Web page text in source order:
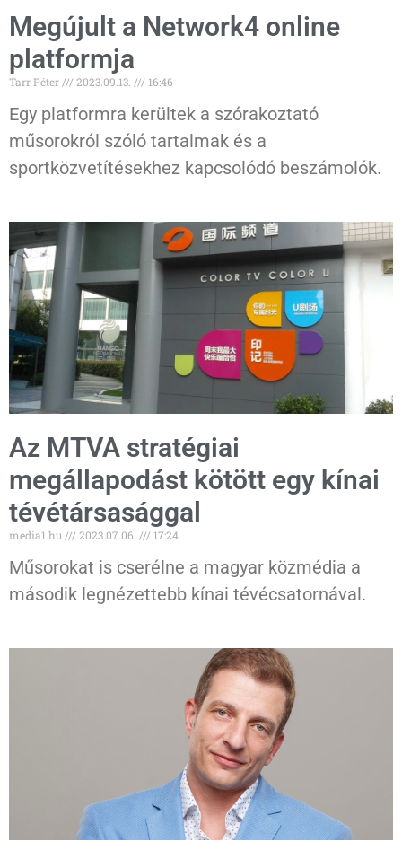
Megújult a Network4 online
platformja
Tarr Péter 2023.09.13. 16:46
Egy platformra kerültek a szórakoztató
műsorokról szóló tartalmak és a
sportközvetítésekhez kapcsolódó beszámolók.
Az MTVA stratégiai
megállapodást kötött egy kínai
tévétársasággal
media1.hu 2023.07.06. 17:24
Műsorokat is cserélne a magyar közmédia a
második legnézettebb kínai tévécsatornával.